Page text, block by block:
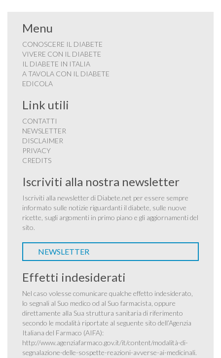
Menu
CONOSCERE IL DIABETE
VIVERE CON IL DIABETE
IL DIABETE IN ITALIA
A TAVOLA CON IL DIABETE
EDICOLA
Link utili
CONTATTI
NEWSLETTER
DISCLAIMER
PRIVACY
CREDITS
Iscriviti alla nostra newsletter
Iscriviti alla newsletter di Diabete.net per essere sempre
informato sulle notizie riguardanti il diabete, sulle nuove
ricette, sugli argomenti in primo piano e gli aggiornamenti del
sito.
NEWSLETTER
Effetti indesiderati
Nel caso volesse comunicare qualche effetto indesiderato,
lo segnali al Suo medico od al Suo farmacista, oppure
direttamente alla Sua struttura sanitaria di riferimento
secondo le modalità riportate al seguente sito dell’Agenzia
Italiana del Farmaco (AIFA):
http://www.agenziafarmaco.gov.it/it/content/modalità-di-
segnalazione-delle-sospette-reazioni-avverse-ai-medicinali.